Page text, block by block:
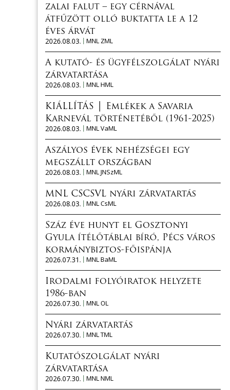
zalai falut – egy cérnával
átfűzött olló buktatta le a 12
éves árvát
2026.08.03.
MNL ZML
A kutató- és ügyfélszolgálat nyári
zárvatartása
2026.08.03.
MNL HML
KIÁLLÍTÁS │ Emlékek a Savaria
Karnevál történetéből (1961-2025)
2026.08.03.
MNL VaML
Aszályos évek nehézségei egy
megszállt országban
2026.08.03.
MNL JNSzML
MNL CSCSVL nyári zárvatartás
2026.08.03.
MNL CsML
Száz éve hunyt el Gosztonyi
Gyula ítélőtáblai bíró, Pécs város
kormánybiztos-főispánja
2026.07.31.
MNL BaML
Irodalmi folyóiratok helyzete
1986-ban
2026.07.30.
MNL OL
Nyári zárvatartás
2026.07.30.
MNL TML
Kutatószolgálat nyári
zárvatartása
2026.07.30.
MNL NML